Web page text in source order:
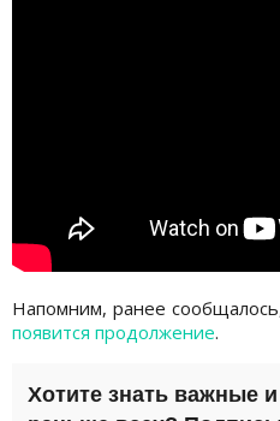
Напомним, ранее
появится продолжение.
Хотите знать важные